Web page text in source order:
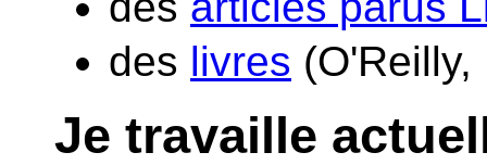
des livres
Je travaille